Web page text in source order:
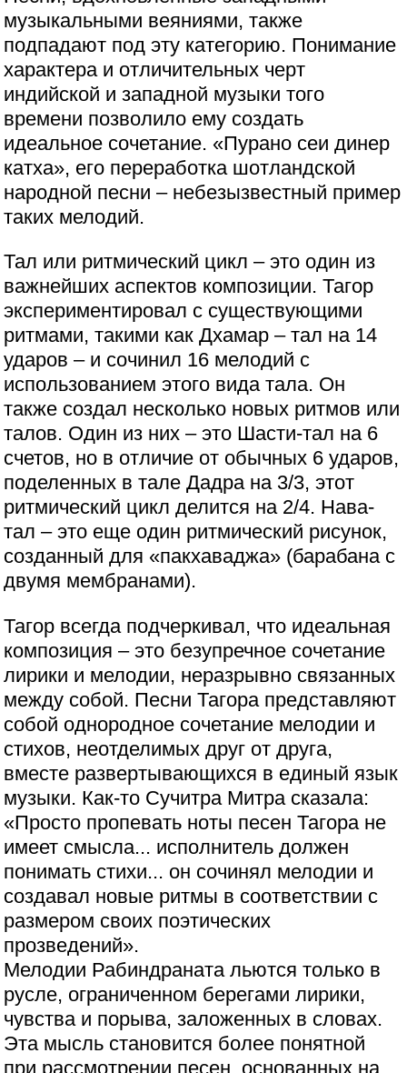
музыкальными веяниями, также
подпадают под эту категорию. Понимание
характера и отличительных черт
индийской и западной музыки того
времени позволило ему создать
идеальное сочетание. «Пурано сеи динер
катха», его переработка шотландской
народной песни – небезызвестный пример
таких мелодий.
Тал или ритмический цикл – это один из
важнейших аспектов композиции. Тагор
экспериментировал с существующими
ритмами, такими как Дхамар – тал на 14
ударов – и сочинил 16 мелодий с
использованием этого вида тала. Он
также создал несколько новых ритмов или
талов. Один из них – это Шасти-тал на 6
счетов, но в отличие от обычных 6 ударов,
поделенных в тале Дадра на 3/3, этот
ритмический цикл делится на 2/4. Нава-
тал – это еще один ритмический рисунок,
созданный для «пакхаваджа» (барабана с
двумя мембранами).
Тагор всегда подчеркивал, что идеальная
композиция – это безупречное сочетание
лирики и мелодии, неразрывно связанных
между собой. Песни Тагора представляют
собой однородное сочетание мелодии и
стихов, неотделимых друг от друга,
вместе развертывающихся в единый язык
музыки. Как-то Сучитра Митра сказала:
«Просто пропевать ноты песен Тагора не
имеет смысла... исполнитель должен
понимать стихи... он сочинял мелодии и
создавал новые ритмы в соответствии с
размером своих поэтических
прозведений».
Мелодии Рабиндраната льются только в
русле, ограниченном берегами лирики,
чувства и порыва, заложенных в словах.
Эта мысль становится более понятной
при рассмотрении песен, основанных на